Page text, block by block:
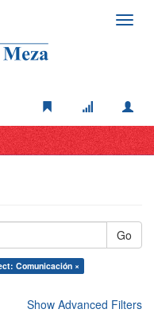
Go
Comunicación ×
Show Advanced Filters